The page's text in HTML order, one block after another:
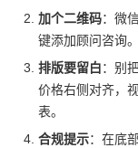
加个二维码：微
键添加顾问咨询。
排版要留白：别
价格右侧对齐，
表。
合规提示：在底